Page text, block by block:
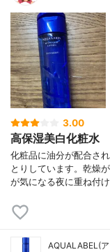
3.00
高保湿美白化粧水
化粧品に油分が配合さ
とりしています。乾燥
が気になる夜に重ね付
AQUALABEL(